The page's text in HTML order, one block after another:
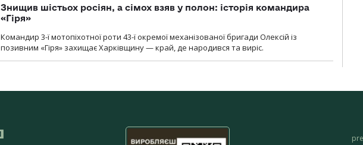
Знищив шістьох росіян, а сімох взяв у полон: історія командира
«Гіря»
Командир 3-ї мотопіхотної роти 43-ї окремої механізованої бригади Олексій із
позивним «Гіря» захищає Харківщину — край, де народився та виріс.